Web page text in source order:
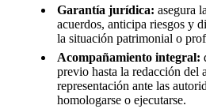
Garantía jurídica: asegura
acuerdos, anticipa riesgos y
la situación patrimonial o
Acompañamiento integral:
previo hasta la redacción del
representación ante las
homologarse o ejecutarse.